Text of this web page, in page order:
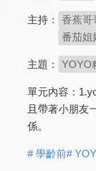
主持： 香蕉哥
番茄姐
主題： YOYO
單元內容：
且帶著小朋友
係。
# 學齡前#